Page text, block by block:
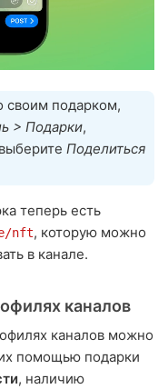
своим подарком,
> Подарки,
Поделиться
теперь есть
nft, которую можно
в канале.
каналов
каналов можно
помощью подарки
, наличию